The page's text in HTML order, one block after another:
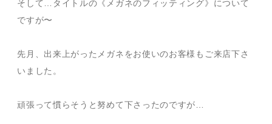
そして…タイトルの《メガネのフィッティング》について
ですが〜
先月、出来上がったメガネをお使いのお客様もご来店下さ
いました。
頑張って慣らそうと努めて下さったのですが…